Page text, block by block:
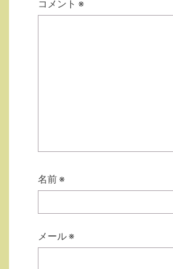
コメント ※
名前 ※
メール ※